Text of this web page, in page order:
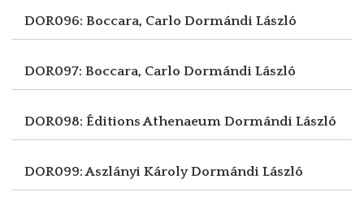
DOR096: Boccara, Carlo Dormándi László
DOR097: Boccara, Carlo Dormándi László
DOR098: Éditions Athenaeum Dormándi László
DOR099: Aszlányi KárolyDormándi László